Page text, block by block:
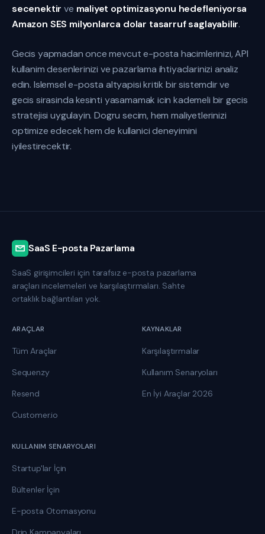
secenektir ve maliyet optimizasyonu hedefleniyorsa
Amazon SES milyonlarca dolar tasarruf saglayabilir.
Gecis yapmadan once mevcut e-posta hacimlerinizi, API
kullanim desenlerinizi ve pazarlama ihtiyaclarinizi analiz
edin. Islemsel e-posta altyapisi kritik bir sistemdir ve
gecis sirasinda kesinti yasamamak icin kademeli bir gecis
stratejisi uygulayin. Dogru secim, hem maliyetlerinizi
optimize edecek hem de kullanici deneyimini
iyilestirecektir.
SaaS E-posta Pazarlama
SaaS girişimcileri için tarafsız e-posta pazarlama
araçları incelemeleri ve karşılaştırmaları. Sahte
ortaklık bağlantıları yok.
ARAÇLAR
Tüm Araçlar
Sequenzy
Resend
Customer.io
KAYNAKLAR
Karşılaştırmalar
Kullanım Senaryoları
En İyi Araçlar 2026
KULLANIM SENARYOLARI
Startup'lar İçin
Bültenler İçin
E-posta Otomasyonu